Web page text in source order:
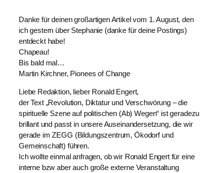
Danke für deinen großartigen Artikel vom 1. August, den
ich gestern über Stephanie (danke für deine Postings)
entdeckt habe!
Chapeau!
Bis bald mal…
Martin Kirchner, Pionees of Change
Liebe Redaktion, lieber Ronald Engert,
der Text „Revolution, Diktatur und Verschwörung – die
spirituelle Szene auf politischen (Ab) Wegen“ ist geradezu
brillant und passt in unsere Auseinandersetzung, die wir
gerade im ZEGG (Bildungszentrum, Ökodorf und
Gemeinschaft) führen.
Ich wollte einmal anfragen, ob wir Ronald Engert für eine
interne bzw aber auch große externe Veranstaltung